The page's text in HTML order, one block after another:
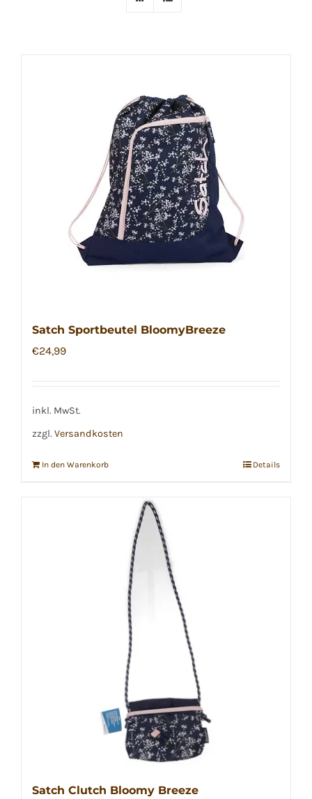
Satch Sportbeutel BloomyBreeze
€24,99
inkl. MwSt.
zzgl. Versandkosten
In den Warenkorb Details
Satch Clutch Bloomy Breeze